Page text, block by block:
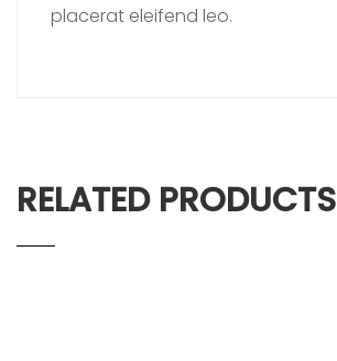
placerat eleifend leo.
RELATED PRODUCTS